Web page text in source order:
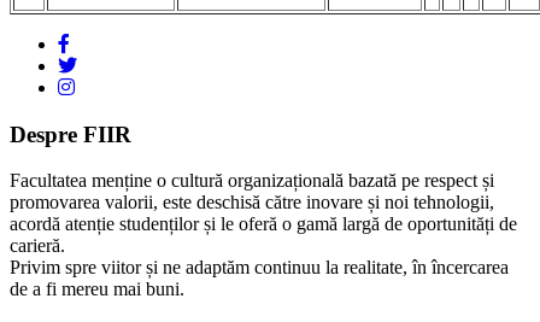
Despre FIIR
Facultatea menține o cultură organizațională bazată pe respect și
promovarea valorii, este deschisă către inovare și noi tehnologii,
acordă atenție studenților și le oferă o gamă largă de oportunități de
carieră.
Privim spre viitor și ne adaptăm continuu la realitate, în încercarea
de a fi mereu mai buni.